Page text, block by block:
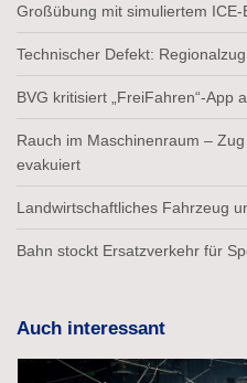
Großübung mit simuliertem
Technischer Defekt:
BVG kritisiert „FreiFahren“-App
Rauch im Maschinenraum –
evakuiert
Landwirtschaftliches Fahrzeug
Bahn stockt Ersatzverkehr für
Auch interessant